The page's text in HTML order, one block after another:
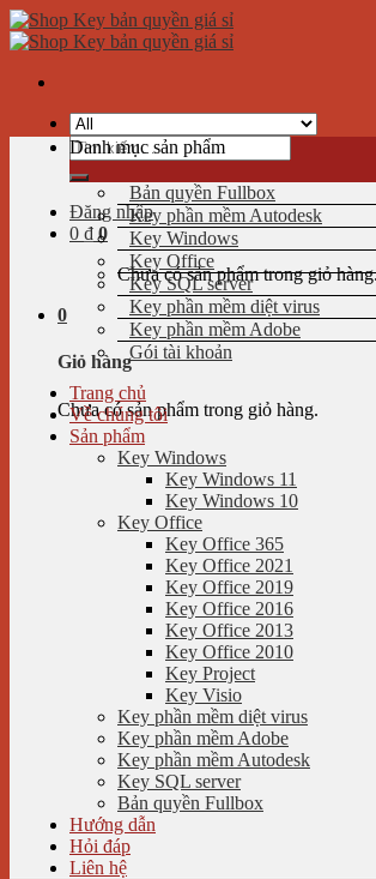
Skip
to
Tìm
kiếm:
Đăng nhập
0 ₫ 0
Chưa có sản phẩm trong giỏ
0
Giỏ hàng
Chưa có sản phẩm trong giỏ hàng.
Danh mục sản phẩm
Bản quyền Fullbox
Key phần mềm Autodesk
Key Windows
Key Office
Key SQL server
Key phần mềm diệt virus
Key phần mềm Adobe
Gói tài khoản
Trang chủ
Về chúng tôi
Sản phẩm
Key Windows
Key Windows 11
Key Windows 10
Key Office
Key Office 365
Key Office 2021
Key Office 2019
Key Office 2016
Key Office 2013
Key Office 2010
Key Project
Key Visio
Key phần mềm diệt virus
Key phần mềm Adobe
Key phần mềm Autodesk
Key SQL server
Bản quyền Fullbox
Hướng dẫn
Hỏi đáp
Liên hệ